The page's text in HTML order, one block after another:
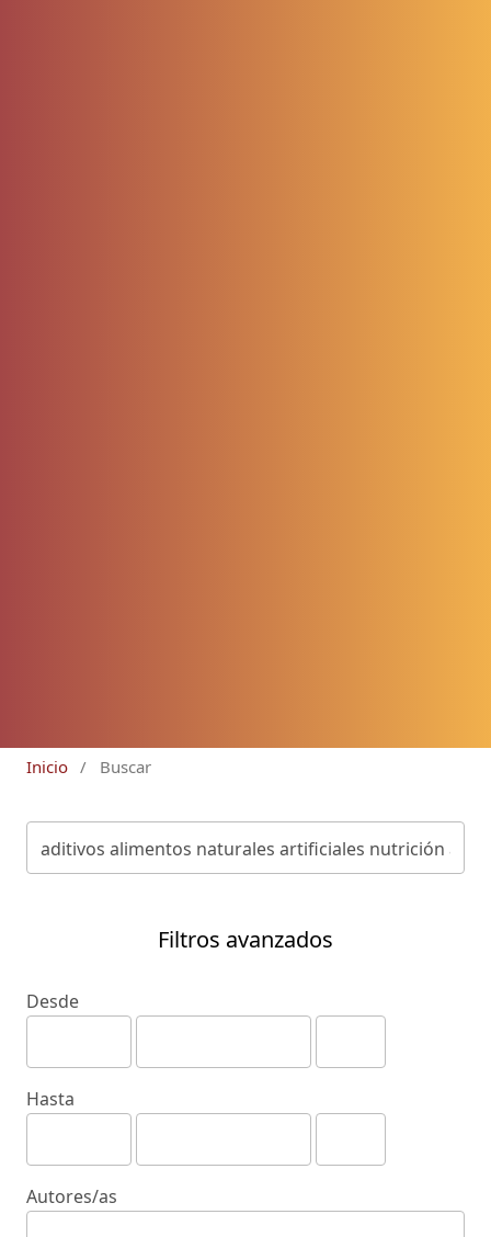
Inicio / Buscar
Filtros avanzados
Desde
Hasta
Autores/as